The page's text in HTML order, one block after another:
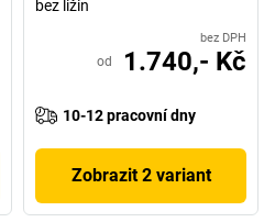
bez ližin
bez DPH
od 1.740,- Kč
10-12 pracovní dny
Zobrazit 2 variant